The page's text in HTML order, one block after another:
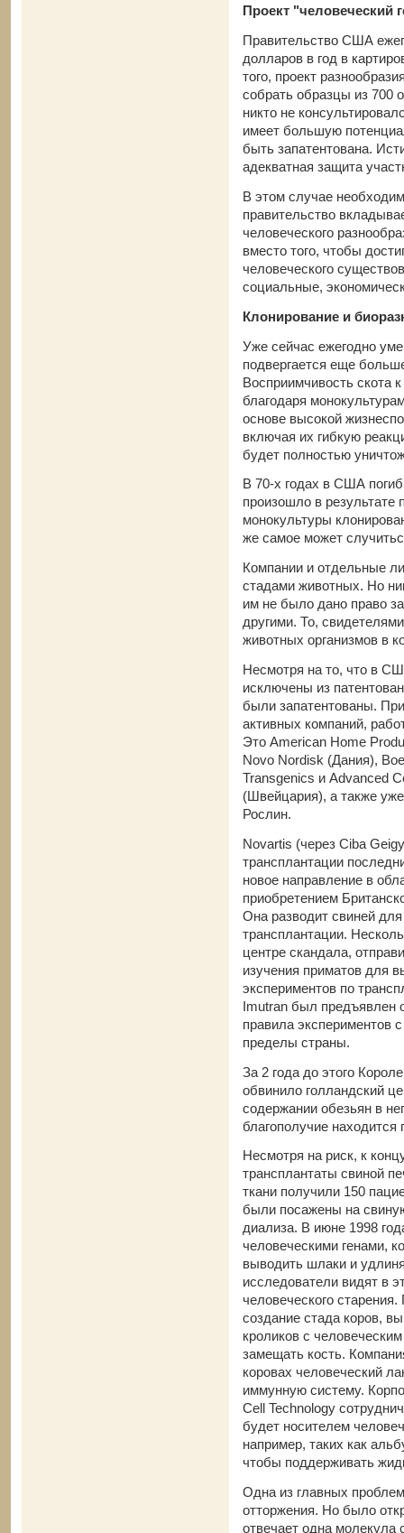
Проект "человеческий
Правительство США
долларов в год в
того, проект
собрать образцы из 700
никто не
имеет большую
быть запатентована.
адекватная защита
В этом случае
правительство
человеческого
вместо того, чтобы
человеческого
социальные,
Клонирование и
Уже сейчас ежегодно
подвергается еще
Восприимчивость скота
благодаря
основе высокой
включая их гибкую
будет полностью
В 70-х годах в США
произошло в результате
монокультуры
же самое может
Компании и отдельные
стадами животных. Но
им не было дано право
другими. То,
животных организмов в
Несмотря на то, что в
исключены из
были запатентованы.
активных компаний,
Это American Home
Novo Nordisk (Дания),
Transgenics и Advanced
(Швейцария), а также
Рослин.
Novartis (через Ciba
трансплантации
новое направление в
приобретением
Она разводит свиней
трансплантации.
центре скандала,
изучения приматов для
экспериментов по
Imutran был предъявлен
правила экспериментов
пределы страны.
За 2 года до этого
обвинило голландский
содержании обезьян в
благополучие
Несмотря на риск, к
трансплантаты свиной
ткани получили 150
были посажены на
диализа. В июне 1998
человеческими генами,
выводить шлаки и
исследователи видят в
человеческого
создание стада коров,
кроликов с
замещать кость.
коровах человеческий
иммунную систему.
Cell Technology
будет носителем
например, таких как
чтобы поддерживать
Одна из главных
отторжения. Но было
отвечает одна молекула